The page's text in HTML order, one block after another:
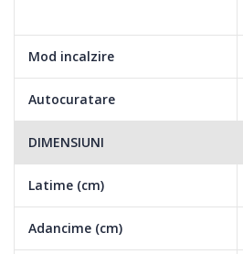
Mod incalzire
Autocuratare
DIMENSIUNI
Latime (cm)
Adancime (cm)